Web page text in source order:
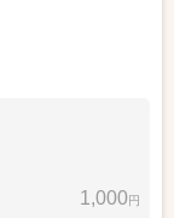
1,000円